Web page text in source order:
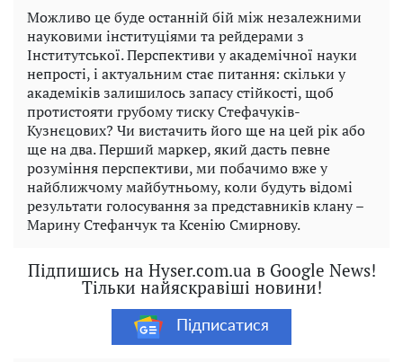
Можливо це буде останній бій між незалежними
науковими інституціями та рейдерами з
Інститутської. Перспективи у академічної науки
непрості, і актуальним стає питання: скільки у
академіків залишилось запасу стійкості, щоб
протистояти грубому тиску Стефачуків-
Кузнєцових? Чи вистачить його ще на цей рік або
ще на два. Перший маркер, який дасть певне
розуміння перспективи, ми побачимо вже у
найближчому майбутньому, коли будуть відомі
результати голосування за представників клану –
Марину Стефанчук та Ксенію Смирнову.
Підпишись на Hyser.com.ua в Google News!
Тільки найяскравіші новини!
Підписатися